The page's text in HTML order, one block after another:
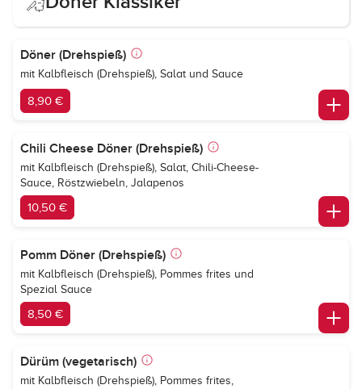
Döner (Drehspieß)
mit Kalbfleisch (Drehspieß), Salat und Sauce
8,90 €
Chili Cheese Döner (Drehspieß)
mit Kalbfleisch (Drehspieß), Salat, Chili-Cheese-
Sauce, Röstzwiebeln, Jalapenos
10,50 €
Pomm Döner (Drehspieß)
mit Kalbfleisch (Drehspieß), Pommes frites und
Spezial Sauce
8,50 €
Dürüm (vegetarisch)
mit Kalbfleisch (Drehspieß), Pommes frites,